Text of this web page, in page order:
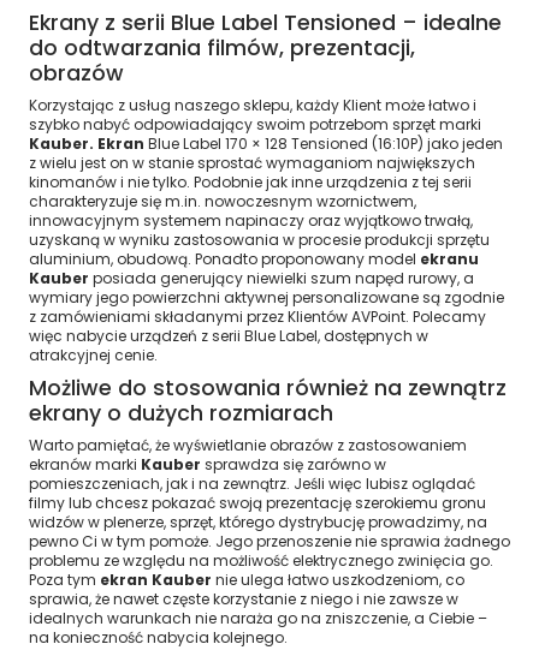
Ekrany z serii Blue Label Tensioned – idealne
do odtwarzania filmów, prezentacji,
obrazów
Korzystając z usług naszego sklepu, każdy Klient może łatwo i
szybko nabyć odpowiadający swoim potrzebom sprzęt marki
Kauber. Ekran Blue Label 170 × 128 Tensioned (16:10P) jako jeden
z wielu jest on w stanie sprostać wymaganiom największych
kinomanów i nie tylko. Podobnie jak inne urządzenia z tej serii
charakteryzuje się m.in. nowoczesnym wzornictwem,
innowacyjnym systemem napinaczy oraz wyjątkowo trwałą,
uzyskaną w wyniku zastosowania w procesie produkcji sprzętu
aluminium, obudową. Ponadto proponowany model ekranu
Kauber posiada generujący niewielki szum napęd rurowy, a
wymiary jego powierzchni aktywnej personalizowane są zgodnie
z zamówieniami składanymi przez Klientów AVPoint. Polecamy
więc nabycie urządzeń z serii Blue Label, dostępnych w
atrakcyjnej cenie.
Możliwe do stosowania również na zewnątrz
ekrany o dużych rozmiarach
Warto pamiętać, że wyświetlanie obrazów z zastosowaniem
ekranów marki Kauber sprawdza się zarówno w
pomieszczeniach, jak i na zewnątrz. Jeśli więc lubisz oglądać
filmy lub chcesz pokazać swoją prezentację szerokiemu gronu
widzów w plenerze, sprzęt, którego dystrybucję prowadzimy, na
pewno Ci w tym pomoże. Jego przenoszenie nie sprawia żadnego
problemu ze względu na możliwość elektrycznego zwinięcia go.
Poza tym ekran Kauber nie ulega łatwo uszkodzeniom, co
sprawia, że nawet częste korzystanie z niego i nie zawsze w
idealnych warunkach nie naraża go na zniszczenie, a Ciebie –
na konieczność nabycia kolejnego.